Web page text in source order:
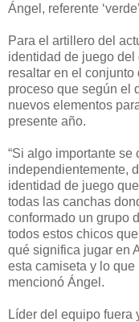
Ángel, referente
Para el artillero del
identidad de juego
resaltar en el
proceso que según el
nuevos elementos
presente año.
“Si algo importante
independientemente,
identidad de juego
todas las canchas
conformado un grupo
todos estos chicos
qué significa jugar en
esta camiseta y lo que
mencionó Ángel.
Líder del equipo fuera